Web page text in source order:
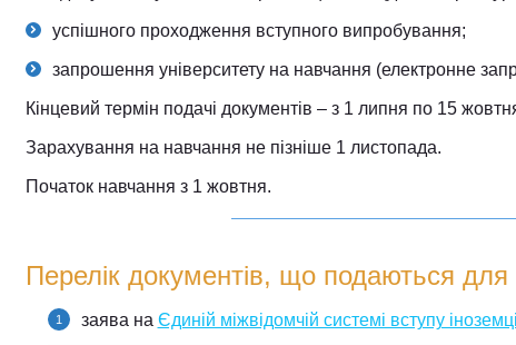
успішного проходження вступного випробування;
запрошення університету на навчання (електронне
Кінцевий термін подачі документів – з 1 липня по 15
Зарахування на навчання не пізніше 1 листопада.
Початок навчання з 1 жовтня.
Перелік документів, що подаються для
заява на Єдиній міжвідомчій системі вступу